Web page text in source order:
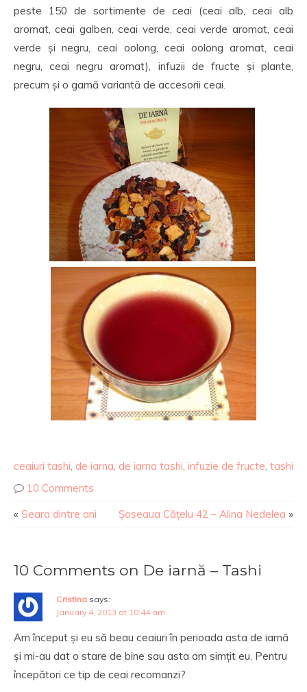
peste 150 de sortimente de ceai (ceai alb, ceai alb
aromat, ceai galben, ceai verde, ceai verde aromat, ceai
verde și negru, ceai oolong, ceai oolong aromat, ceai
negru, ceai negru aromat), infuzii de fructe și plante,
precum și o gamă variantă de accesorii ceai.
ceaiuri tashi, de iarna, de iarna tashi, infuzie de fructe, tashi
10 Comments
« Seara dintre ani Șoseaua Cățelu 42 – Alina Nedelea »
10 Comments on De iarnă – Tashi
Cristina says:
January 4, 2013 at 10:44 am
Am început și eu să beau ceaiuri în perioada asta de iarnă
și mi-au dat o stare de bine sau asta am simțit eu. Pentru
începători ce tip de ceai recomanzi?